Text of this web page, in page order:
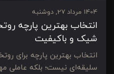
1404 مرداد 27, دوشنبه
شیک و باکیفیت
انتخاب بهترین پارچه برای
سلیقه‌ای نیست؛ بلکه عاملی